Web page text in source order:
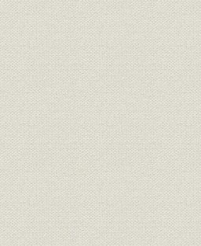
事業の拡大・発展と戦時下の経
営 1917●大正6年→昭和20年
●1945
昭和6年
(1945年)